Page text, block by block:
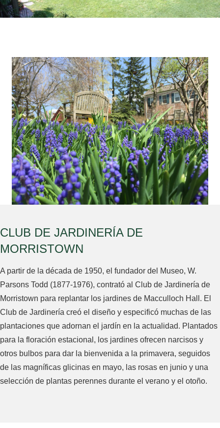
CLUB DE JARDINERÍA DE
MORRISTOWN
A partir de la década de 1950, el fundador del Museo, W.
Parsons Todd (1877-1976), contrató al Club de Jardinería de
Morristown para replantar los jardines de Macculloch Hall. El
Club de Jardinería creó el diseño y especificó muchas de las
plantaciones que adornan el jardín en la actualidad. Plantados
para la floración estacional, los jardines ofrecen narcisos y
otros bulbos para dar la bienvenida a la primavera, seguidos
de las magníficas glicinas en mayo, las rosas en junio y una
selección de plantas perennes durante el verano y el otoño.